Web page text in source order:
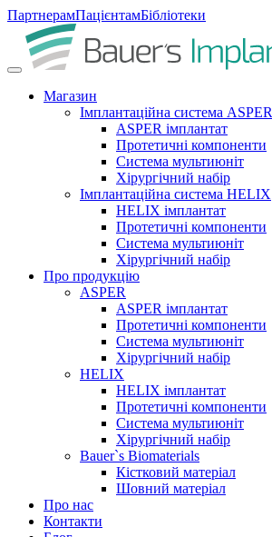
ПартнерамПацієнтамБібліотеки
Магазин
Імплантаційна система ASPER
ASPER імплантат
Протетичні компоненти
Система мультиюніт
Хірургічний набір
Імплантаційна система HELIX
HELIX імплантат
Протетичні компоненти
Система мультиюніт
Хірургічний набір
Про продукцію
ASPER
ASPER імплантат
Протетичні компоненти
Система мультиюніт
Хірургічний набір
HELIX
HELIX імплантат
Протетичні компоненти
Система мультиюніт
Хірургічний набір
Bauer`s Biomaterials
Кістковий матеріал
Шовний матеріал
Про нас
Контакти